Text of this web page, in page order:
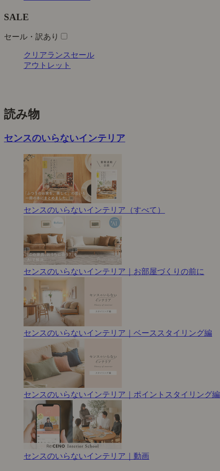
SALE
セール・訳あり
クリアランスセール
アウトレット
読み物
センスのいらないインテリア
センスのいらないインテリア（すべて）
センスのいらないインテリア｜お部屋づくりの前に
センスのいらないインテリア｜ベーススタイリング編
センスのいらないインテリア｜ポイントスタイリング編
センスのいらないインテリア｜動画